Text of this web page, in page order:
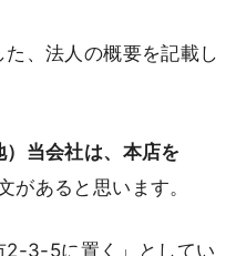
、法人の概要を記載し
）当会社は、本店を
があると思います。
2-3-5に置く」としてい